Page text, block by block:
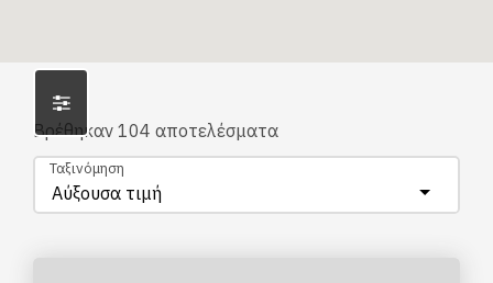
Βρέθηκαν 104 αποτελέσματα
Αύξουσα τιμή
Ταξινόμηση